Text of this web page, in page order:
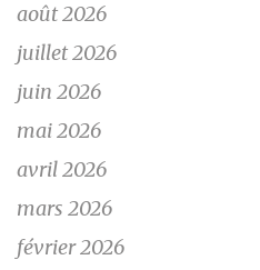
août 2026
juillet 2026
juin 2026
mai 2026
avril 2026
mars 2026
février 2026